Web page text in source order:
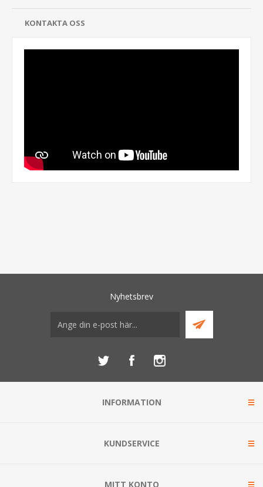
KONTAKTA OSS
Nyhetsbrev
INFORMATION
KUNDSERVICE
MITT KONTO